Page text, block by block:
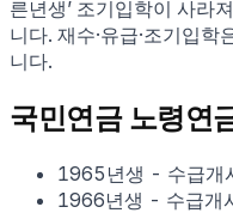
른년생’ 조기입학이 사라
니다. 재수·유급·조기입
니다.
국민연금 노령연
1965 년생 - 수급개
1966년생 - 수급개